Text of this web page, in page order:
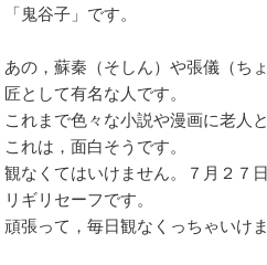
「鬼谷子」です。
あの，蘇秦（そしん）や張儀（ち
匠として有名な人です。
これまで色々な小説や漫画に老人
これは，面白そうです。
観なくてはいけません。７月２７
リギリセーフです。
頑張って，毎日観なくっちゃいけま